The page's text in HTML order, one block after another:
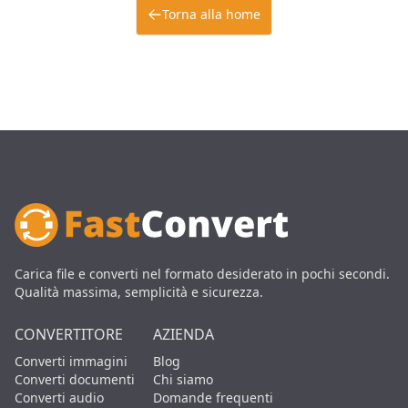
Torna alla home
Carica file e converti nel formato desiderato in pochi secondi.
Qualità massima, semplicità e sicurezza.
CONVERTITORE
Converti immagini
Converti documenti
Converti audio
AZIENDA
Blog
Chi siamo
Domande frequenti